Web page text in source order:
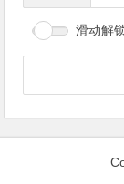
滑动解